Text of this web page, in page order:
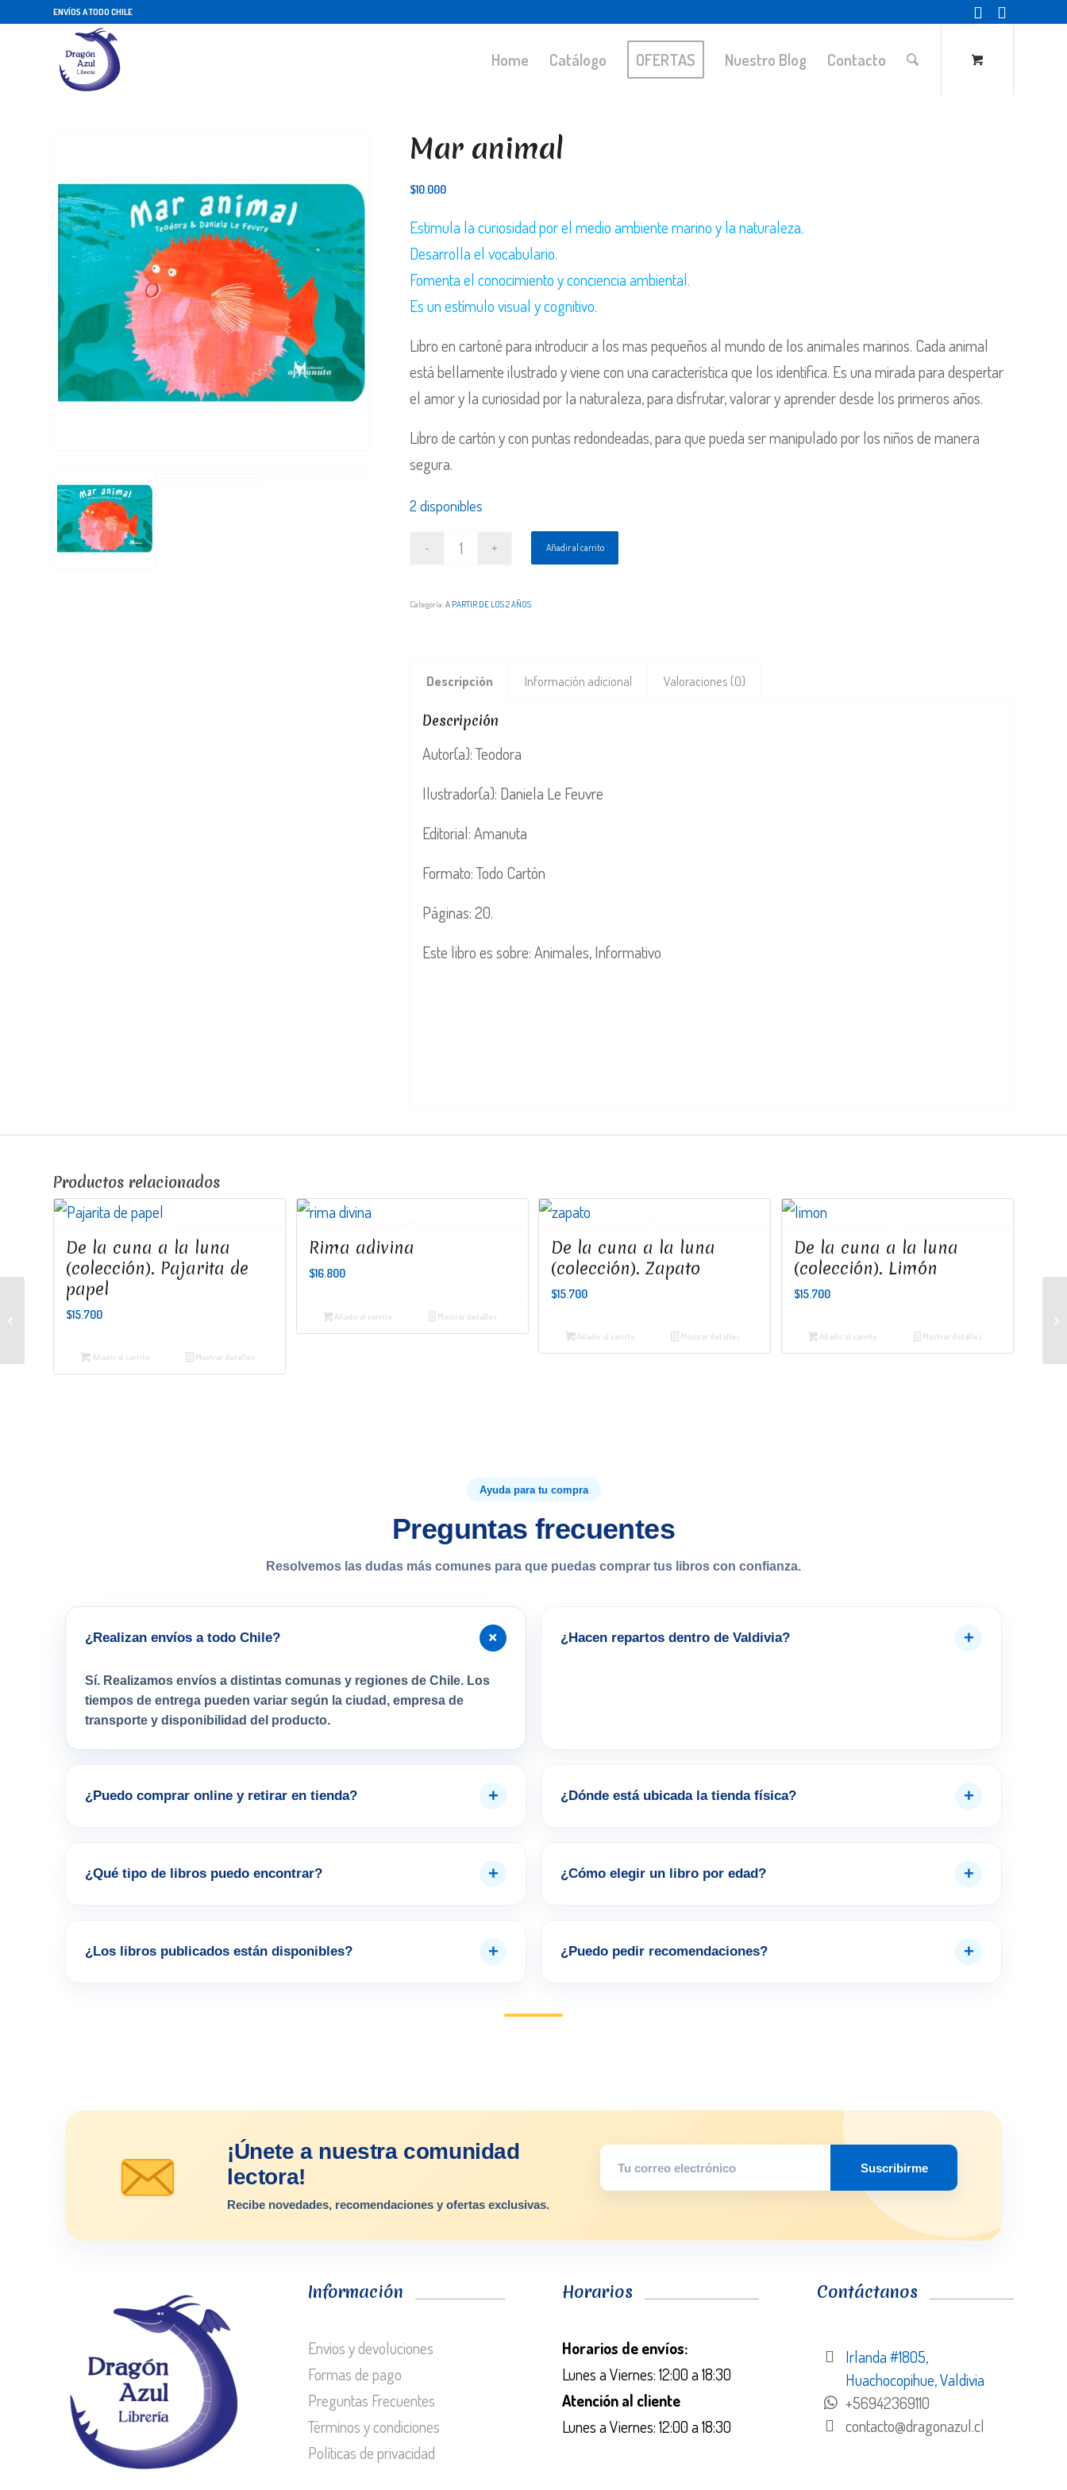
ENVÍOS A TODO CHILE
Home Catálogo OFERTAS Nuestro Blog Contacto
Mar animal
$10.000
Estimula la curiosidad por el medio ambiente marino y la naturaleza.
Desarrolla el vocabulario.
Fomenta el conocimiento y conciencia ambiental.
Es un estímulo visual y cognitivo.
Libro en cartoné para introducir a los mas pequeños al mundo de los animales marinos. Cada animal
está bellamente ilustrado y viene con una característica que los identifica. Es una mirada para despertar
el amor y la curiosidad por la naturaleza, para disfrutar, valorar y aprender desde los primeros años.
Libro de cartón y con puntas redondeadas, para que pueda ser manipulado por los niños de manera
segura.
2 disponibles
Añadir al carrito
Categoría:A PARTIR DE LOS 2 AÑOS
Descripción Información adicional Valoraciones (0)
Descripción
Autor(a): Teodora
Ilustrador(a): Daniela Le Feuvre
Editorial: Amanuta
Formato: Todo Cartón
Páginas: 20.
Este libro es sobre: Animales, Informativo
Productos relacionados
De la cuna a la luna
(colección). Pajarita de
papel
$15.700
Añadir al carrito Mostrar detalles
Rima adivina
$16.800
Añadir al carrito Mostrar detalles
De la cuna a la luna
(colección). Zapato
$15.700
Añadir al carrito Mostrar detalles
De la cuna a la luna
(colección). Limón
$15.700
Añadir al carrito Mostrar detalles
Ayuda para tu compra
Preguntas frecuentes
Resolvemos las dudas más comunes para que puedas comprar tus libros con confianza.
¿Realizan envíos a todo Chile? +
Sí. Realizamos envíos a distintas comunas y regiones de Chile. Los
tiempos de entrega pueden variar según la ciudad, empresa de
transporte y disponibilidad del producto.
¿Hacen repartos dentro de Valdivia? +
¿Puedo comprar online y retirar en tienda? + ¿Dónde está ubicada la tienda física? +
¿Qué tipo de libros puedo encontrar? + ¿Cómo elegir un libro por edad? +
¿Los libros publicados están disponibles? + ¿Puedo pedir recomendaciones? +
¡Únete a nuestra comunidad
lectora!
Recibe novedades, recomendaciones y ofertas exclusivas.
Suscribirme
Información
Envios y devoluciones
Formas de pago
Preguntas Frecuentes
Términos y condiciones
Políticas de privacidad
Horarios
Horarios de envíos:
Lunes a Viernes: 12:00 a 18:30
Atención al cliente
Lunes a Viernes: 12:00 a 18:30
Contáctanos
Irlanda #1805,
Huachocopihue, Valdivia
+56942369110
contacto@dragonazul.cl